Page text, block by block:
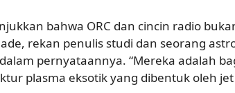
bahwa ORC dan cincin radio
rekan penulis studi dan seorang
pernyataannya. “Mereka adalah
plasma eksotik yang dibentuk oleh